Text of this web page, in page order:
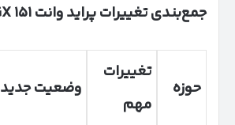
جمع‌بندی تغییرات پراید وانت۱۵۱
حوزه
تغییرات
مهم
وضعیت جدید